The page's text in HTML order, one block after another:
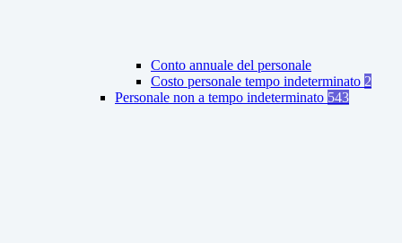
Conto annuale del personale
Costo personale tempo indeterminato 2
Personale non a tempo indeterminato 543